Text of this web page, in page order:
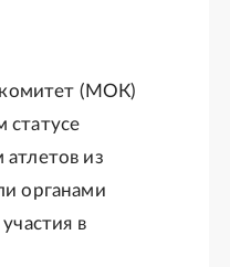
(МОК)
статусе
из
органами
в